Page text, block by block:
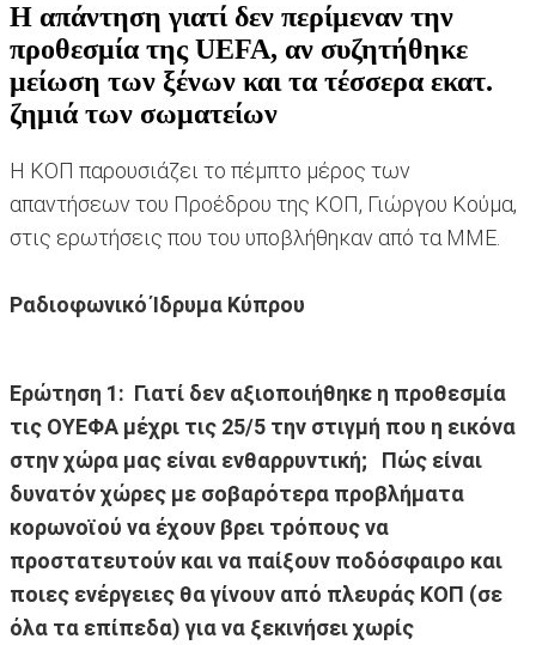
Η απάντηση γιατί δεν περίμεναν την
προθεσμία της UEFA, αν συζητήθηκε
μείωση των ξένων και τα τέσσερα εκατ.
ζημιά των σωματείων
H KOΠ παρουσιάζει το πέμπτο μέρος των
απαντήσεων του Προέδρου της ΚΟΠ, Γιώργου Κούμα,
στις ερωτήσεις που του υποβλήθηκαν από τα ΜΜΕ.
Ραδιοφωνικό Ίδρυμα Κύπρου
Ερώτηση 1: Γιατί δεν αξιοποιήθηκε η προθεσμία
τις ΟΥΕΦΑ μέχρι τις 25/5 την στιγμή που η εικόνα
στην χώρα μας είναι ενθαρρυντική; Πώς είναι
δυνατόν χώρες με σοβαρότερα προβλήματα
κορωνοϊού να έχουν βρει τρόπους να
προστατευτούν και να παίξουν ποδόσφαιρο και
ποιες ενέργειες θα γίνουν από πλευράς ΚΟΠ (σε
όλα τα επίπεδα) για να ξεκινήσει χωρίς